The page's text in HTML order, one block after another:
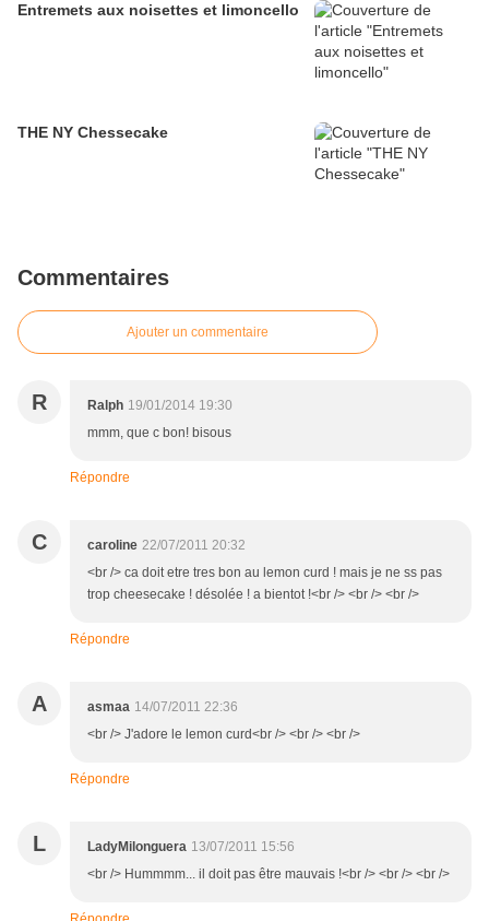
Entremets aux noisettes et limoncello
THE NY Chessecake
Commentaires
Ajouter un commentaire
R Ralph 19/01/2014 19:30
mmm, que c bon! bisous
Répondre
C caroline 22/07/2011 20:32
<br /> ca doit etre tres bon au lemon curd ! mais je ne ss pas
trop cheesecake ! désolée ! a bientot !<br /> <br /> <br />
Répondre
A asmaa 14/07/2011 22:36
<br /> J'adore le lemon curd<br /> <br /> <br />
Répondre
L LadyMilonguera 13/07/2011 15:56
<br /> Hummmm... il doit pas être mauvais !<br /> <br /> <br />